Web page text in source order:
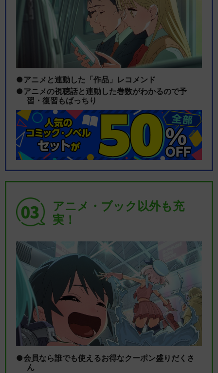
アニメと連動した「作品」レコメンド
アニメの視聴話と連動した巻数がわかるので予
習・復習もばっちり
アニメ・ブック以外も充
実！
会員なら誰でも使えるお得なクーポン盛りだくさ
ん